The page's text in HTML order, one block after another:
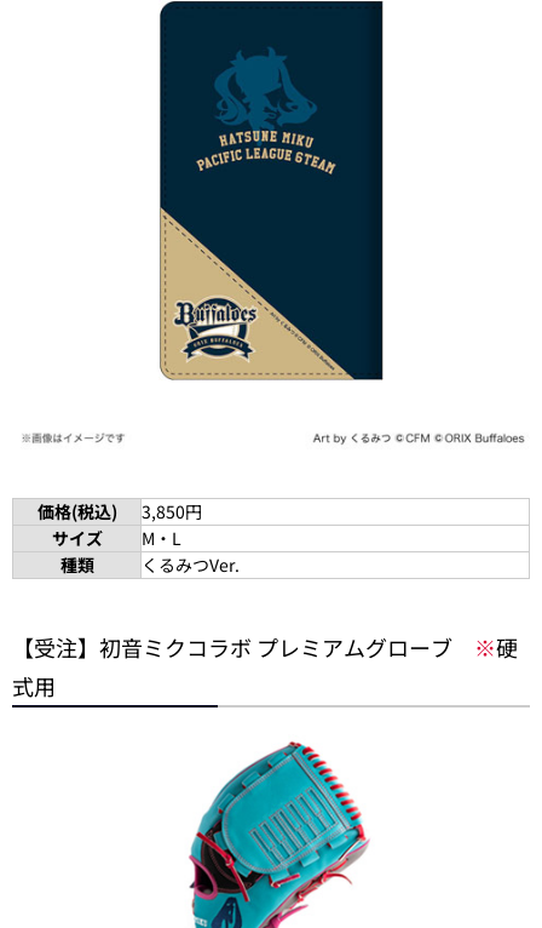
価格(税込)
3,850円
サイズ
M・L
種類
くるみつVer.
【受注】初音ミクコラボ プレミアムグローブ ※硬
式用